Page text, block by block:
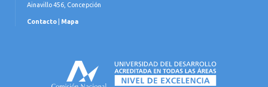
Ainavillo 456, Concepción
Contacto Mapa